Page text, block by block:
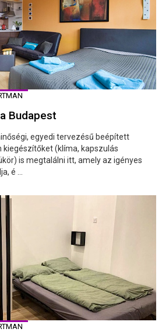
Budapest
egyedi tervezésű beépített
kiegészítőket (klíma, kapszulás
is megtalálni itt, amely az igényes
é ...